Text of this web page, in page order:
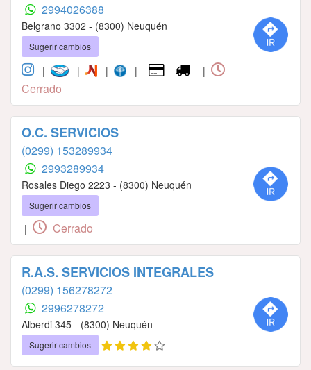
2994026388
Belgrano 3302 - (8300) Neuquén
Sugerir cambios
| | | | |
Cerrado
O.C. SERVICIOS
(0299) 153289934
2993289934
Rosales Diego 2223 - (8300) Neuquén
Sugerir cambios
| Cerrado
R.A.S. SERVICIOS INTEGRALES
(0299) 156278272
2996278272
Alberdi 345 - (8300) Neuquén
Sugerir cambios